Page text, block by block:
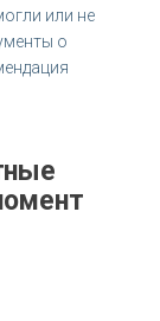
или не
о